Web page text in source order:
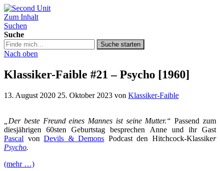
Second Unit
Zum Inhalt
Suchen
Suche
Suche
in
podcast.de/
Suche starten
Nach oben
Klassiker-Faible #21 – Psycho [1960]
13. August 2020 25. Oktober 2023 von Klassiker-Faible
„Der beste Freund eines Mannes ist seine Mutter.“Passend zum
diesjährigen 60sten Geburtstag besprechen Anne und ihr Gast
Pascal vonDevils & Demons Podcast den Hitchcock-Klassiker
Psycho.
(mehr …)